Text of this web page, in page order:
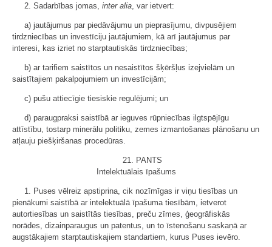
2. Sadarbības jomas, inter alia , var ietvert:
a) jautājumus par piedāvājumu un pieprasījumu, divpusējiem
tirdzniecības un investīciju jautājumiem, kā arī jautājumus par
interesi, kas izriet no starptautiskās tirdzniecības;
b) ar tarifiem saistītos un nesaistītos šķēršļus izejvielām un
saistītajiem pakalpojumiem un investīcijām;
c) pušu attiecīgie tiesiskie regulējumi; un
d) paraugpraksi saistībā ar ieguves rūpniecības ilgtspējīgu
attīstību, tostarp minerālu politiku, zemes izmantošanas plānošanu un
atļauju piešķiršanas procedūras.
21. PANTS
Intelektuālais īpašums
1. Puses vēlreiz apstiprina, cik nozīmīgas ir viņu tiesības un
pienākumi saistībā ar intelektuālā īpašuma tiesībām, ietverot
autortiesības un saistītās tiesības, preču zīmes, ģeogrāfiskās
norādes, dizainparaugus un patentus, un to īstenošanu saskaņā ar
augstākajiem starptautiskajiem standartiem, kurus Puses ievēro.